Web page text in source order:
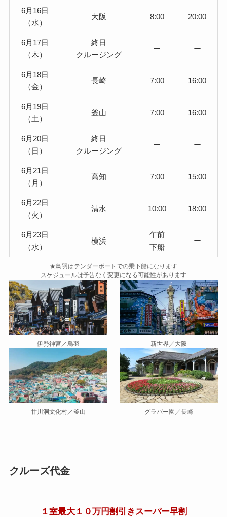
6月16日
（水）
大阪 8:00 20:00
6月17日
（木）
終日
クルージング
ー ー
6月18日
（金）
長崎 7:00 16:00
6月19日
（土）
釜山 7:00 16:00
6月20日
（日）
終日
クルージング
ー ー
6月21日
（月）
高知 7:00 15:00
6月22日
（火）
清水 10:00 18:00
6月23日
（水）
横浜
午前
下船
ー
★鳥羽はテンダーボートでの乗下船になります
スケジュールは予告なく変更になる可能性があります
伊勢神宮／鳥羽 新世界／大阪
甘川洞文化村／釜山 グラバー園／長崎
クルーズ代金
１室最大１０万円割引きスーパー早割